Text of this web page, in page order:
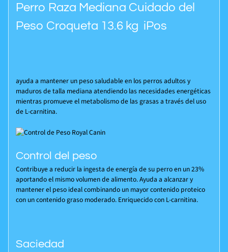
Perro Raza Mediana Cuidado del
Peso Croqueta 13.6 kg iPos
ayuda a mantener un peso saludable en los perros adultos y
maduros de talla mediana atendiendo las necesidades energéticas
mientras promueve el metabolismo de las grasas a través del uso
de L-carnitina.
Control del peso
Contribuye a reducir la ingesta de energía de su perro en un 23%
aportando el mismo volumen de alimento. Ayuda a alcanzar y
mantener el peso ideal combinando un mayor contenido proteico
con un contenido graso moderado. Enriquecido con L-carnitina.
Saciedad